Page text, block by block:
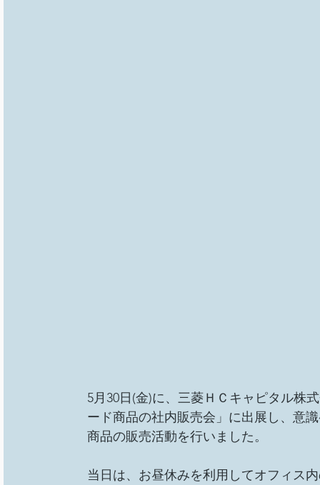
5月30日(金)に、三菱ＨＣキャピタル株
ード商品の社内販売会」に出展し、意
商品の販売活動を行いました。
当日は、お昼休みを利用してオフィス